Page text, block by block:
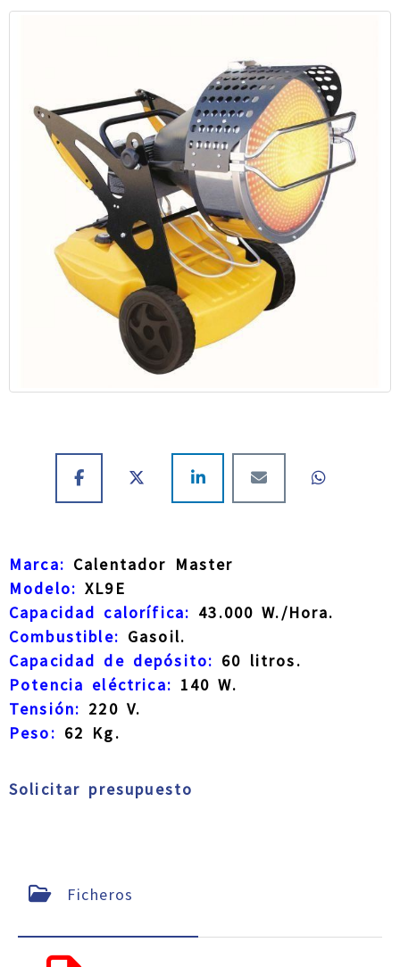
Marca: Calentador Master
Modelo: XL9E
Capacidad calorífica: 43.000 W./Hora.
Combustible: Gasoil.
Capacidad de depósito: 60 litros.
Potencia eléctrica: 140 W.
Tensión: 220 V.
Peso: 62 Kg.
Solicitar presupuesto
Ficheros